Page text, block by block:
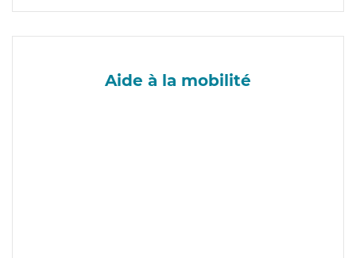
Aide à la mobilité